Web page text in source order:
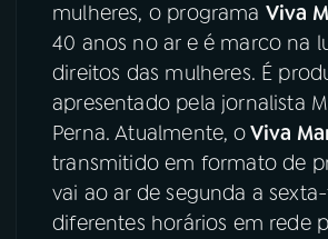
mulheres, o programa Viva
40 anos no ar e é marco na
direitos das mulheres. É
apresentado pela jornalista
Perna. Atualmente, oViva
transmitido em formato de
vai ao ar de segunda a
diferentes horários em rede